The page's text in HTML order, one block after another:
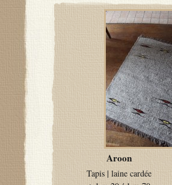
Aroon
Tapis | laine cardée